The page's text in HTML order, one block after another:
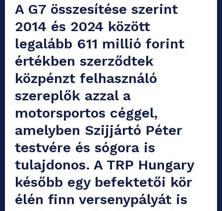
A G7 összesítése szerint
2014 és 2024 között
legalább 611 millió forint
értékben szerződtek
közpénzt felhasználó
szereplők azzal a
motorsportos céggel,
amelyben Szijjártó Péter
testvére és sógora is
tulajdonos. A TRP Hungary
később egy befektetői kör
élén finn versenypályát is